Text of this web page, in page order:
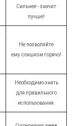
Сильнее - значит
лучше!
Не позволяйте
емуслишком горячо!
Необходимо знать
для правильного
использования.